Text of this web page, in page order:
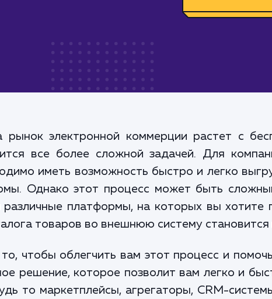
электронной коммерции растет с
все более сложной задачей. Для
иметь возможность быстро и легко
Однако этот процесс может быть
платформы, на которых вы хотите
товаров во внешнюю систему
чтобы облегчить вам этот процесс и
решение, которое позволит вам легко и
то маркетплейсы, агрегаторы, CRM-